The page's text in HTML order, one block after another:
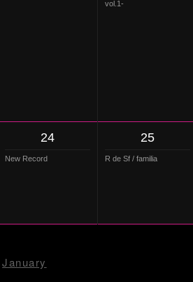
vol.1-
24
New Record
25
R de Sf / familia
January